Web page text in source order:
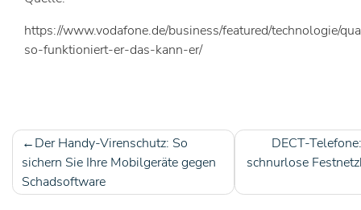
https://www.vodafone.de/business/featured/technologie/
so-funktioniert-er-das-kann-er/
Beitragsnavigation
Der Handy-Virenschutz: So
sichern Sie Ihre Mobilgeräte gegen
Schadsoftware
DECT-
schnurlose